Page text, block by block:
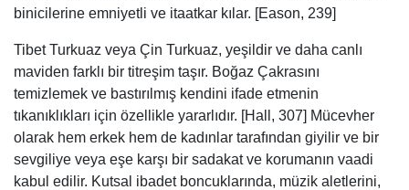
binicilerine emniyetli ve itaatkar kılar. [Eason, 239]
Tibet Turkuaz veya Çin Turkuaz, yeşildir ve daha canlı
maviden farklı bir titreşim taşır. Boğaz Çakrasını
temizlemek ve bastırılmış kendini ifade etmenin
tıkanıklıkları için özellikle yararlıdır. [Hall, 307] Mücevher
olarak hem erkek hem de kadınlar tarafından giyilir ve bir
sevgiliye veya eşe karşı bir sadakat ve korumanın vaadi
kabul edilir. Kutsal ibadet boncuklarında, müzik aletlerini,